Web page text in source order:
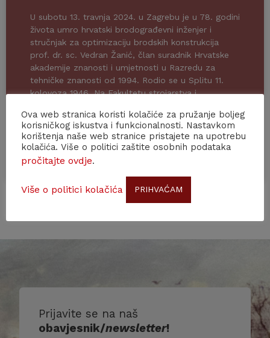
U subotu 13. travnja 2024. u Zagrebu je u 78. godini
života umro hrvatski brodograđevni inženjer i
stručnjak za optimizaciju brodskih konstrukcija
prof. dr. sc. Vedran Žanić, član suradnik Hrvatske
akademije znanosti i umjetnosti u Razredu za
tehničke znanosti od 1994. Rodio se u Splitu 11.
kolovoza 1946. Na Fakultetu strojarstva i
predavao od 1977. do 2014.
15. TRAVNJA, 2024
Prijavite se na naš
obavjesnik/newsletter!
Ova web stranica koristi kolačiće za pružanje boljeg
korisničkog iskustva i funkcionalnosti. Nastavkom
korištenja naše web stranice pristajete na upotrebu
kolačića. Više o politici zaštite osobnih podataka
pročitajte ovdje.
Više o politici kolačića PRIHVAĆAM